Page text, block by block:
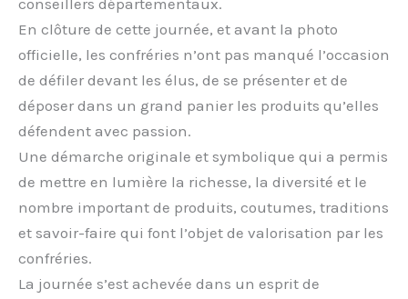
conseillers départementaux.
En clôture de cette journée, et avant la photo
officielle, les confréries n’ont pas manqué l’occasion
de défiler devant les élus, de se présenter et de
déposer dans un grand panier les produits qu’elles
défendent avec passion.
Une démarche originale et symbolique qui a permis
de mettre en lumière la richesse, la diversité et le
nombre important de produits, coutumes, traditions
et savoir-faire qui font l’objet de valorisation par les
confréries.
La journée s’est achevée dans un esprit de